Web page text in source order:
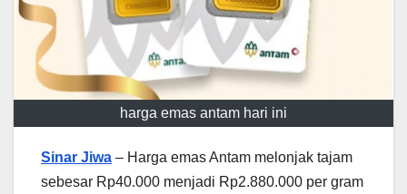
harga emas antam hari ini
Sinar Jiwa – Harga emas Antam melonjak tajam
sebesar Rp40.000 menjadi Rp2.880.000 per gram